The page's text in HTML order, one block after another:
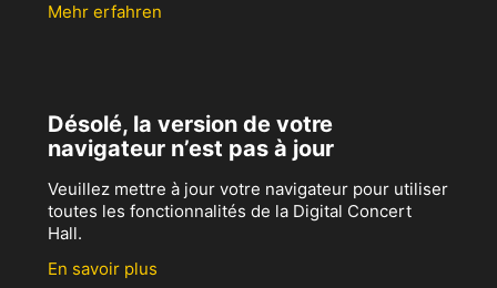
Mehr erfahren
Désolé, la version de votre
navigateur n’est pas à jour
Veuillez mettre à jour votre navigateur pour utiliser
toutes les fonctionnalités de la Digital Concert
Hall.
En savoir plus